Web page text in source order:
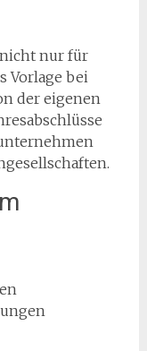
nicht nur für
Vorlage bei
der eigenen